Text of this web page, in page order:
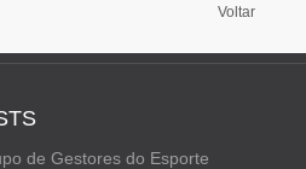
Voltar
de Gestores do Esporte